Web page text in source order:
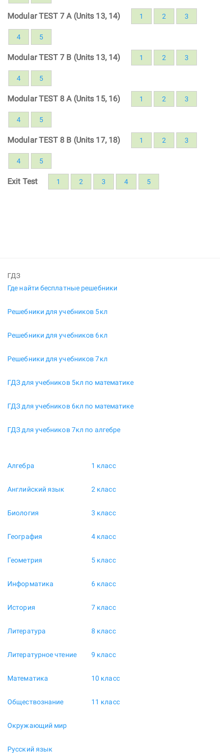
Modular TEST 7 A (Units 13, 14) 1 2 3
4 5
Modular TEST 7 B (Units 13, 14) 1 2 3
4 5
Modular TEST 8 A (Units 15, 16) 1 2 3
4 5
Modular TEST 8 B (Units 17, 18) 1 2 3
4 5
Exit Test 1 2 3 4 5
ГДЗ
Где найти бесплатные решебники
Решебники для учебников 5кл
Решебники для учебников 6кл
Решебники для учебников 7кл
ГДЗ для учебников 5кл по математике
ГДЗ для учебников 6кл по математике
ГДЗ для учебников 7кл по алгебре
Алгебра
Английский язык
Биология
География
Геометрия
Информатика
История
Литература
Литературное чтение
Математика
Обществознание
Окружающий мир
Русский язык
1 класс
2 класс
3 класс
4 класс
5 класс
6 класс
7 класс
8 класс
9 класс
10 класс
11 класс